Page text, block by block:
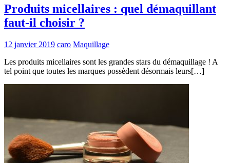
Produits micellaires : quel démaquillant
faut-il choisir ?
12 janvier 2019 caro Maquillage
Les produits micellaires sont les grandes stars du démaquillage ! A
tel point que toutes les marques possèdent désormais leurs[…]